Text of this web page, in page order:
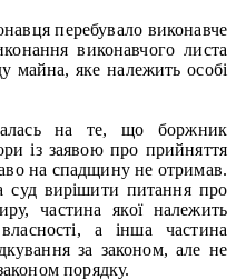
перебувало виконавче
виконавчого листа
майна, яке належить особі
на те, що боржник
із заявою про прийняття
на спадщину не отримав.
суд вирішити питання про
частина якої належить
а інша частина
за законом, але не
порядку.